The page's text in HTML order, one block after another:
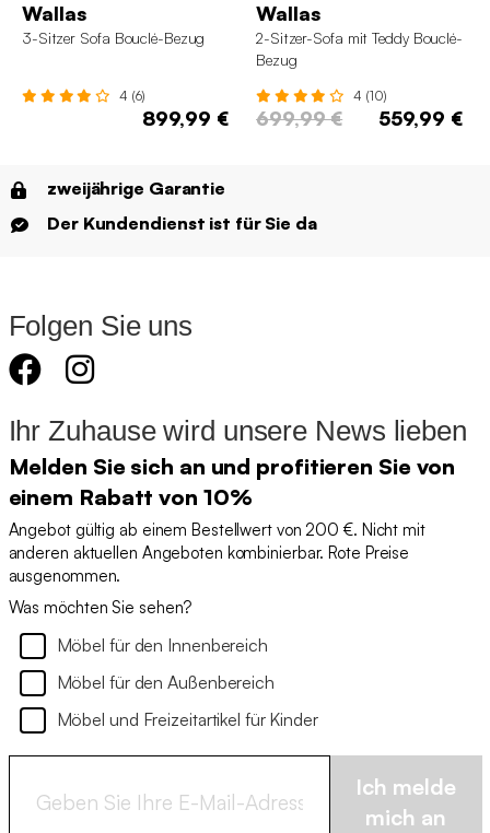
Wallas
3-Sitzer Sofa Bouclé-Bezug
4 (6)
899,99 €
Wallas
2-Sitzer-Sofa mit Teddy Bouclé-
Bezug
4 (10)
699,99 € 559,99 €
zweijährige Garantie
Der Kundendienst ist für Sie da
Folgen Sie uns
Ihr Zuhause wird unsere News lieben
Melden Sie sich an und profitieren Sie von
einem Rabatt von 10%
Angebot gültig ab einem Bestellwert von 200 €. Nicht mit
anderen aktuellen Angeboten kombinierbar. Rote Preise
ausgenommen.
Was möchten Sie sehen?
Möbel für den Innenbereich
Möbel für den Außenbereich
Möbel und Freizeitartikel für Kinder
Ich melde
mich an